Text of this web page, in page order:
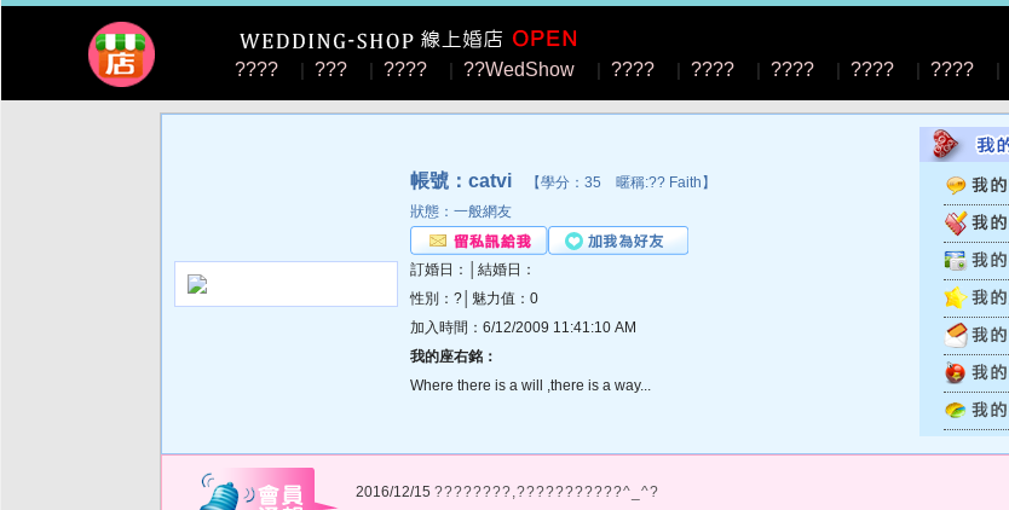
???? | ??? | ???? | ??WedShow | ???? | ???? | ???? | ???? | ???? |
帳號：catvi 【學分：35 暱稱:?? Faith】
狀態：一般網友
訂婚日：│結婚日：
性別：?│魅力值：0
加入時間：6/12/2009 11:41:10 AM
我的座右銘：
Where there is a will ,there is a way...
2016/12/15 ????????,???????????^_^?